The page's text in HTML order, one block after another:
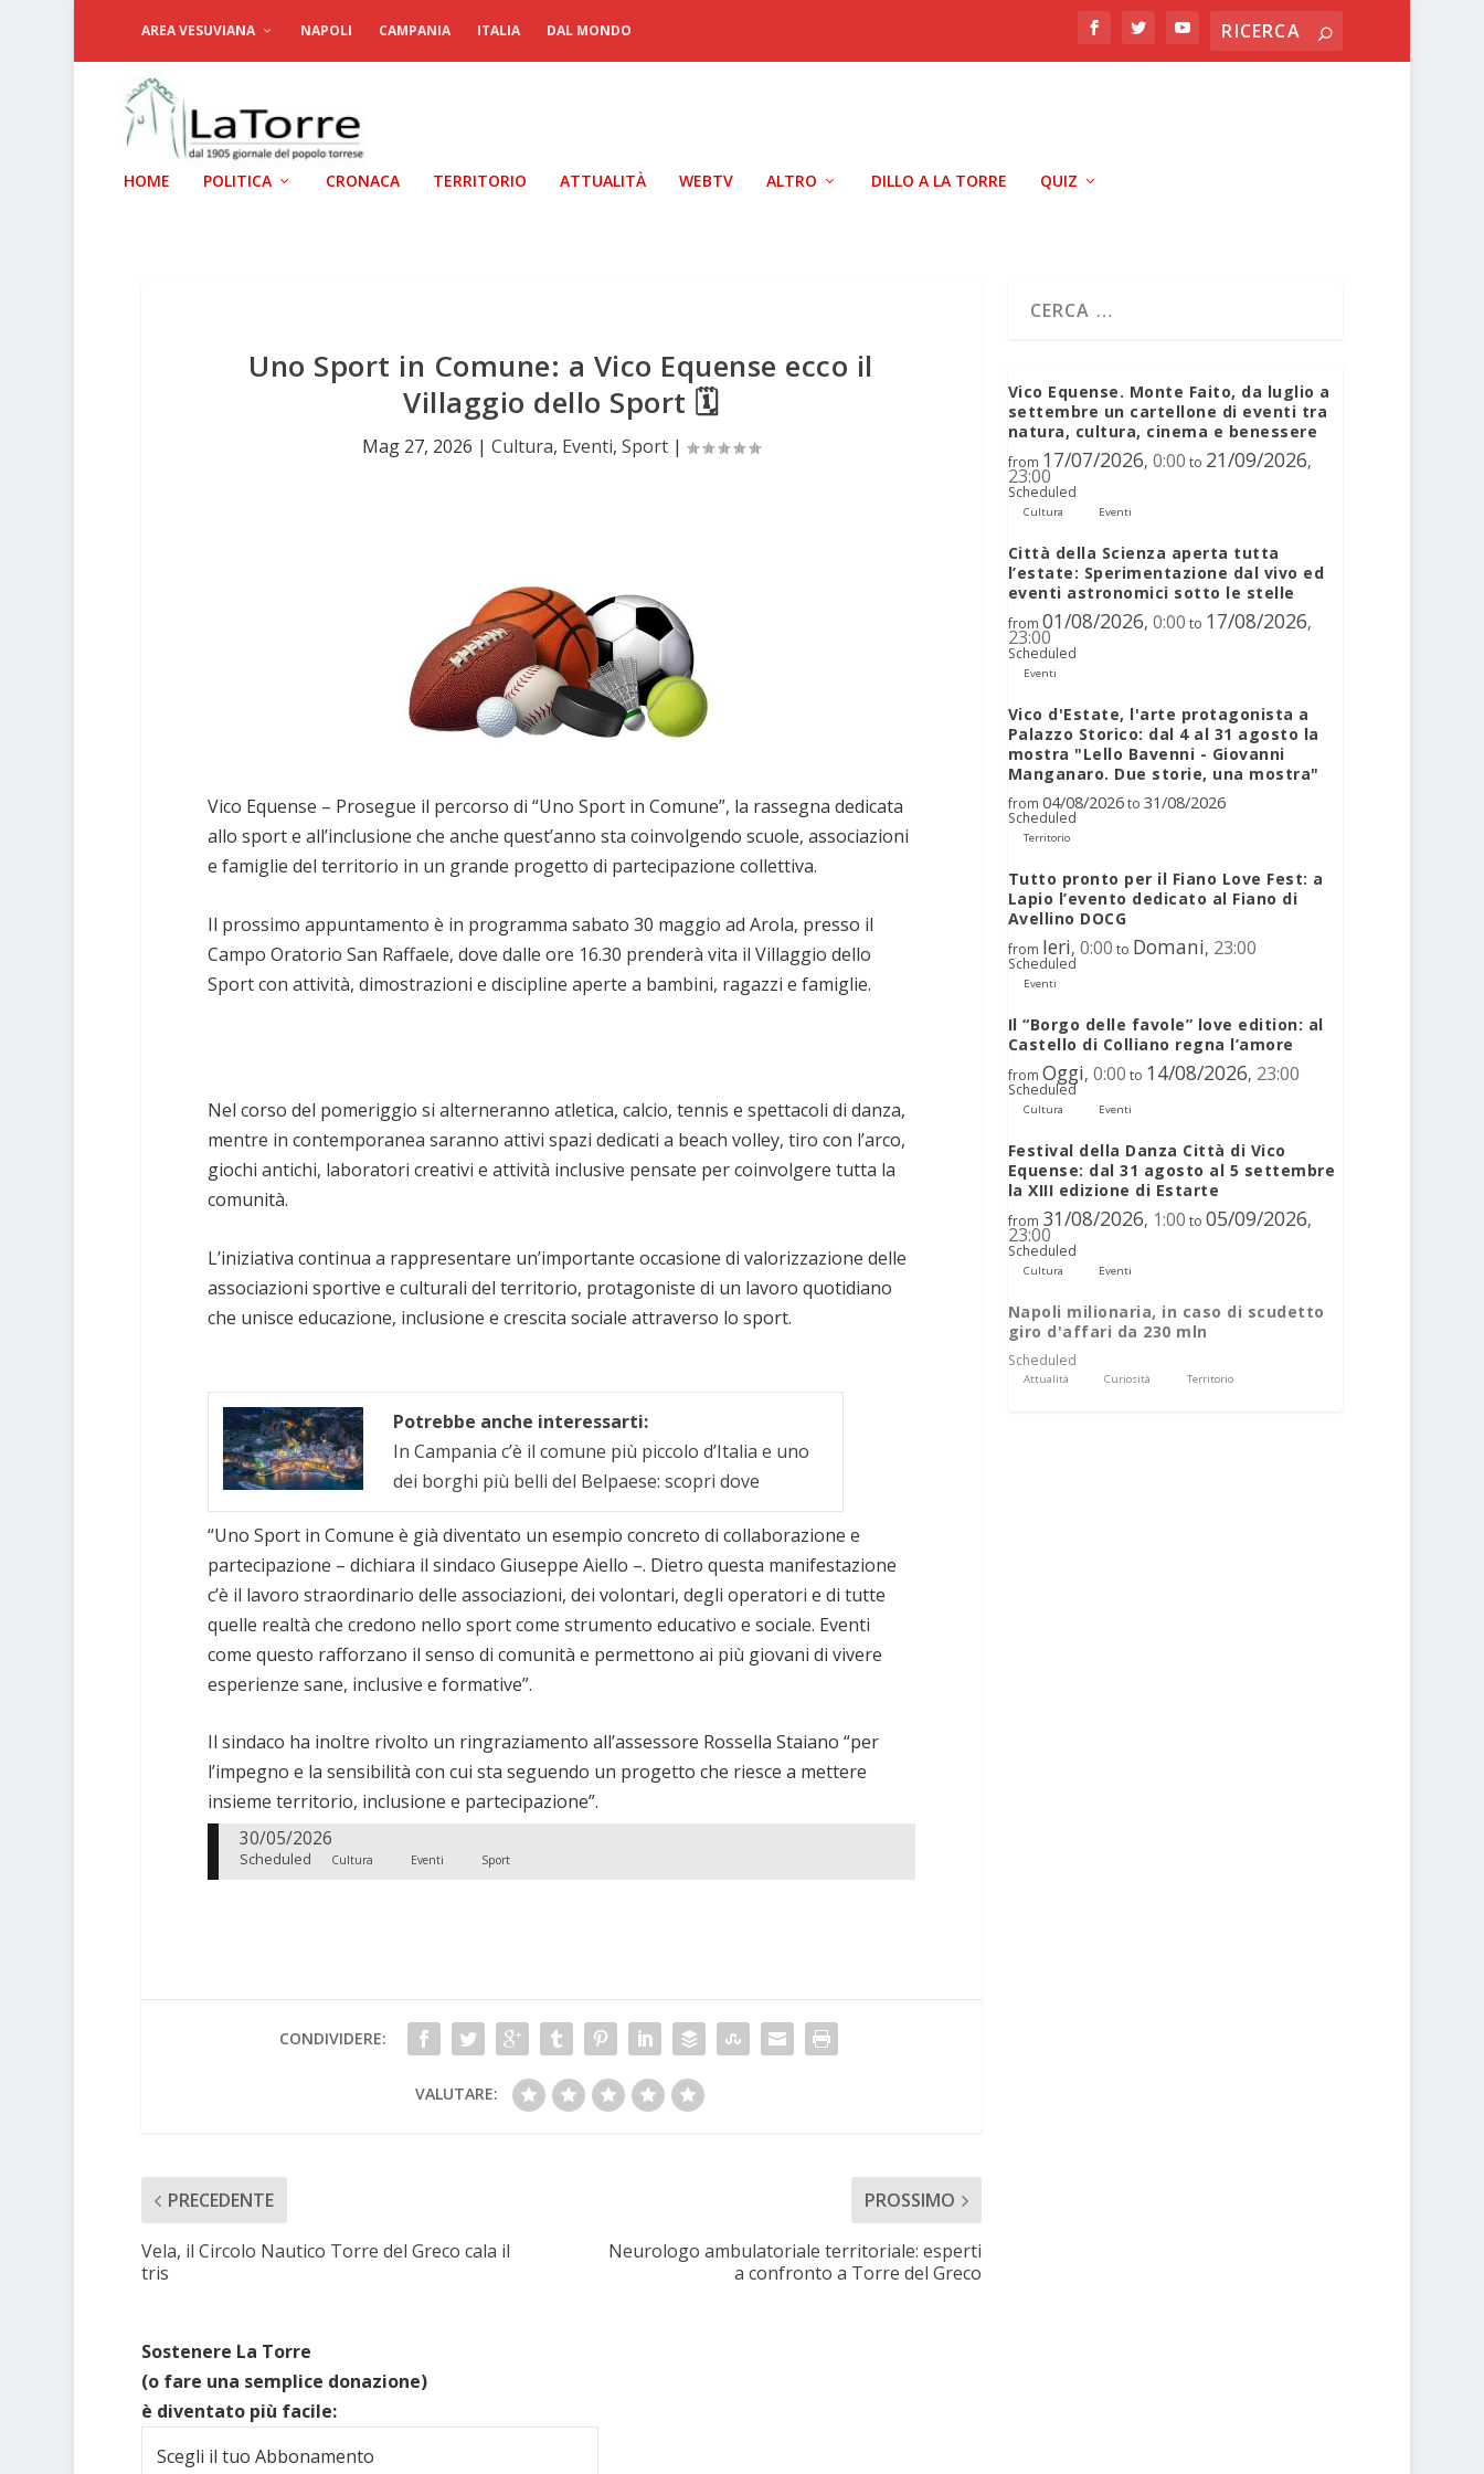
AREA VESUVIANA NAPOLI CAMPANIA ITALIA DAL MONDO
HOME POLITICA CRONACA TERRITORIO ATTUALITÀ WEBTV ALTRO DILLO A LA TORRE QUIZ
Uno Sport in Comune: a Vico Equense ecco il
Villaggio dello Sport 🗓
Mag 27, 2026 |Cultura, Eventi,Sport |
Vico Equense – Prosegue il percorso di “Uno Sport in Comune”, la rassegna dedicata
allo sport e all’inclusione che anche quest’anno sta coinvolgendo scuole, associazioni
e famiglie del territorio in un grande progetto di partecipazione collettiva.
Il prossimo appuntamento è in programma sabato 30 maggio ad Arola, presso il
Campo Oratorio San Raffaele, dove dalle ore 16.30 prenderà vita il Villaggio dello
Sport con attività, dimostrazioni e discipline aperte a bambini, ragazzi e famiglie.
Nel corso del pomeriggio si alterneranno atletica, calcio, tennis e spettacoli di danza,
mentre in contemporanea saranno attivi spazi dedicati a beach volley, tiro con l’arco,
giochi antichi, laboratori creativi e attività inclusive pensate per coinvolgere tutta la
comunità.
L’iniziativa continua a rappresentare un’importante occasione di valorizzazione delle
associazioni sportive e culturali del territorio, protagoniste di un lavoro quotidiano
che unisce educazione, inclusione e crescita sociale attraverso lo sport.
Potrebbe anche interessarti:
In Campania c’è il comune più piccolo d’Italia e uno
dei borghi più belli del Belpaese: scopri dove
“Uno Sport in Comune è già diventato un esempio concreto di collaborazione e
partecipazione – dichiara il sindaco Giuseppe Aiello –. Dietro questa manifestazione
c’è il lavoro straordinario delle associazioni, dei volontari, degli operatori e di tutte
quelle realtà che credono nello sport come strumento educativo e sociale. Eventi
come questo rafforzano il senso di comunità e permettono ai più giovani di vivere
esperienze sane, inclusive e formative”.
Il sindaco ha inoltre rivolto un ringraziamento all’assessore Rossella Staiano “per
l’impegno e la sensibilità con cui sta seguendo un progetto che riesce a mettere
insieme territorio, inclusione e partecipazione”.
30/05/2026
Scheduled Cultura Eventi Sport
CONDIVIDERE:
VALUTARE:
PRECEDENTE
Vela, il Circolo Nautico Torre del Greco cala il
tris
PROSSIMO
Neurologo ambulatoriale territoriale: esperti
a confronto a Torre del Greco
Sostenere La Torre
(o fare una semplice donazione)
è diventato più facile:
Scegli il tuo Abbonamento
Vico Equense. Monte Faito, da luglio a
settembre un cartellone di eventi tra
natura, cultura, cinema e benessere
from 17/07/2026, 0:00 to 21/09/2026,
23:00
Scheduled
Cultura Eventi
Città della Scienza aperta tutta
l’estate: Sperimentazione dal vivo ed
eventi astronomici sotto le stelle
from 01/08/2026, 0:00 to 17/08/2026,
23:00
Scheduled
Eventi
Vico d'Estate, l'arte protagonista a
Palazzo Storico: dal 4 al 31 agosto la
mostra "Lello Bavenni - Giovanni
Manganaro. Due storie, una mostra"
from 04/08/2026to 31/08/2026
Scheduled
Territorio
Tutto pronto per il Fiano Love Fest: a
Lapio l’evento dedicato al Fiano di
Avellino DOCG
from Ieri, 0:00 to Domani, 23:00
Scheduled
Eventi
Il “Borgo delle favole” love edition: al
Castello di Colliano regna l’amore
from Oggi, 0:00 to 14/08/2026, 23:00
Scheduled
Cultura Eventi
Festival della Danza Città di Vico
Equense: dal 31 agosto al 5 settembre
la XIII edizione di Estarte
from 31/08/2026, 1:00 to 05/09/2026,
23:00
Scheduled
Cultura Eventi
Napoli milionaria, in caso di scudetto
giro d'affari da 230 mln
Scheduled
Attualità Curiosità Territorio